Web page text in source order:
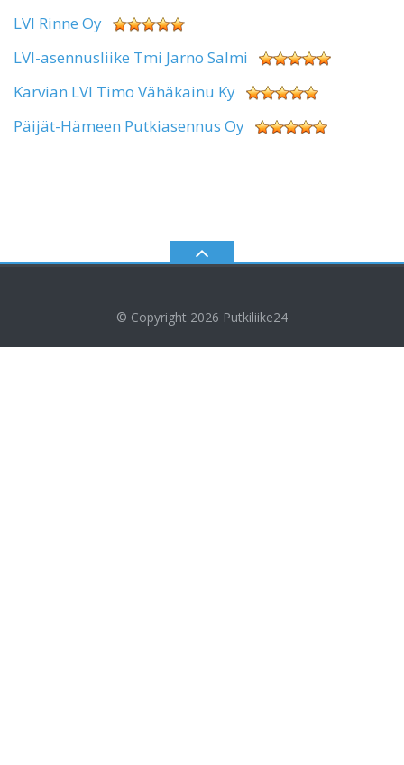
LVI Rinne Oy
LVI-asennusliike Tmi Jarno Salmi
Karvian LVI Timo Vähäkainu Ky
Päijät-Hämeen Putkiasennus Oy
© Copyright 2026 Putkiliike24